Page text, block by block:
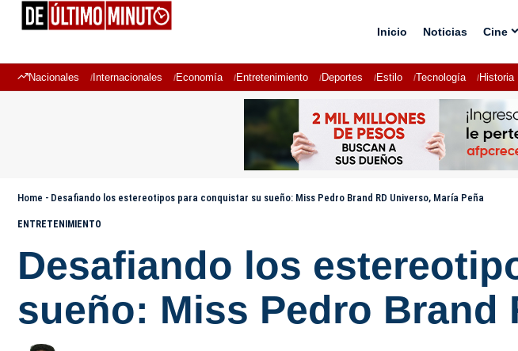
Inicio Noticias Cine
Nacionales Internacionales Economía Entretenimiento Deportes Estilo Tecnología Historia
Home - Desafiando los estereotipos para conquistar su sueño: Miss Pedro Brand RD Universo, María Peña
ENTRETENIMIENTO
Desafiando los
sueño: Miss Pedro Brand